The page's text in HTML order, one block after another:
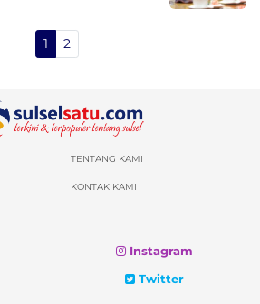
1 2
TENTANG KAMI
KONTAK KAMI
Instagram
Twitter